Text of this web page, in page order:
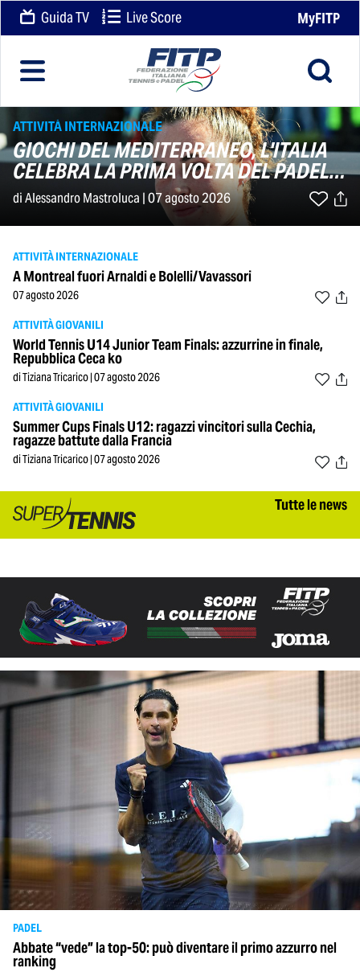
Guida TV Live Score MyFITP
ATTIVITÀ INTERNAZIONALE
GIOCHI DEL MEDITERRANEO, L'ITALIA
CELEBRA LA PRIMA VOLTA DEL PADEL
SCHIERANDO LE SUE STELLE
di Alessandro Mastroluca | 07 agosto 2026
ATTIVITÀ INTERNAZIONALE
A Montreal fuori Arnaldi e Bolelli/Vavassori
07 agosto 2026
ATTIVITÀ GIOVANILI
World Tennis U14 Junior Team Finals: azzurrine in finale,
Repubblica Ceca ko
di Tiziana Tricarico | 07 agosto 2026
ATTIVITÀ GIOVANILI
Summer Cups Finals U12: ragazzi vincitori sulla Cechia,
ragazze battute dalla Francia
di Tiziana Tricarico | 07 agosto 2026
Tutte le news
PADEL
Abbate “vede” la top-50: può diventare il primo azzurro nel
ranking